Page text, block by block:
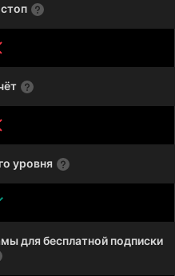
уровня
для бесплатной подписки